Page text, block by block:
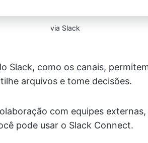
via Slack
Slack, como os canais,
arquivos e tome decisões.
com equipes
pode usar o Slack Connect.